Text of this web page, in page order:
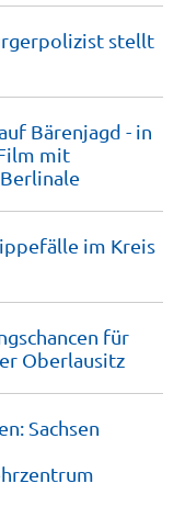
stellt
Bärenjagd - in
mit
Berlinale
im Kreis
für
Oberlausitz
Sachsen